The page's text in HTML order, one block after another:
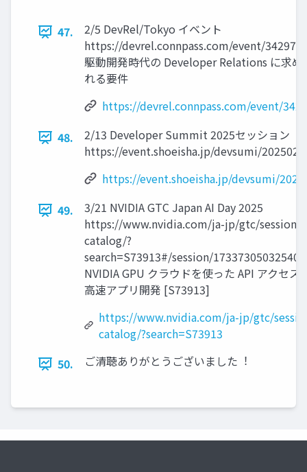
47.
2/5 DevRel/Tokyo イベント
https://devrel.connpass.com/event/
駆動開発時代の Developer Relations に求め
れる要件
https://devrel.connpass.com/event/
48.
2/13 Developer Summit 2025セッション
https://event.shoeisha.jp/devsumi/
https://event.shoeisha.jp/devsumi/
49.
3/21 NVIDIA GTC Japan AI Day 2025
https://www.nvidia.com/ja-jp/gtc/session-
catalog/?
search=S73913#/session/
NVIDIA GPU クラウドを使った API アクセス
⾼速アプリ開発 [S73913]
https://www.nvidia.com/ja-jp/gtc/
catalog/?search=S73913
50.
ご清聴ありがとうございました︕